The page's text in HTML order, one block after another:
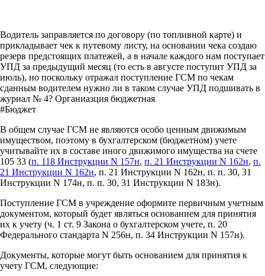
Водитель заправляется по договору (по топливной карте) и
прикладывает чек к путевому листу, на основании чека создаю
резерв предстоящих платежей, а в начале каждого нам поступает
УПД за предыдущий месяц (то есть в августе поступит УПД за
июль), но поскольку отражал поступление ГСМ по чекам
сданным водителем нужно ли в таком случае УПД подшивать в
журнал № 4? Органиазция бюджетная
#Бюджет
В общем случае ГСМ не являются особо ценным движимым
имуществом, поэтому в бухгалтерском (бюджетном) учете
учитывайте их в составе иного движимого имущества на счете
105 33 (п. 118 Инструкции N 157н, п. 21 Инструкции N 162н, п.
21 Инструкции N 162н, п. 21 Инструкции N 162н, п. п. 30, 31
Инструкции N 174н, п. п. 30, 31 Инструкции N 183н).
Поступление ГСМ в учреждение оформите первичным учетным
документом, который будет являться основанием для принятия
их к учету (ч. 1 ст. 9 Закона о бухгалтерском учете, п. 20
Федерального стандарта N 256н, п. 34 Инструкции N 157н).
Документы, которые могут быть основанием для принятия к
учету ГСМ, следующие: